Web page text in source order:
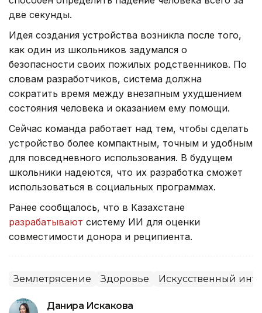
две секунды.
Идея создания устройства возникла после того,
как один из школьников задумался о
безопасности своих пожилых родственников. По
словам разработчиков, система должна
сократить время между внезапным ухудшением
состояния человека и оказанием ему помощи.
Сейчас команда работает над тем, чтобы сделать
устройство более компактным, точным и удобным
для повседневного использования. В будущем
школьники надеются, что их разработка сможет
использоваться в социальных программах.
Ранее сообщалось, что в Казахстане
разрабатывают систему ИИ для оценки
совместимости донора и реципиента.
Землетрясение Здоровье Искусственный
Данира Искакова